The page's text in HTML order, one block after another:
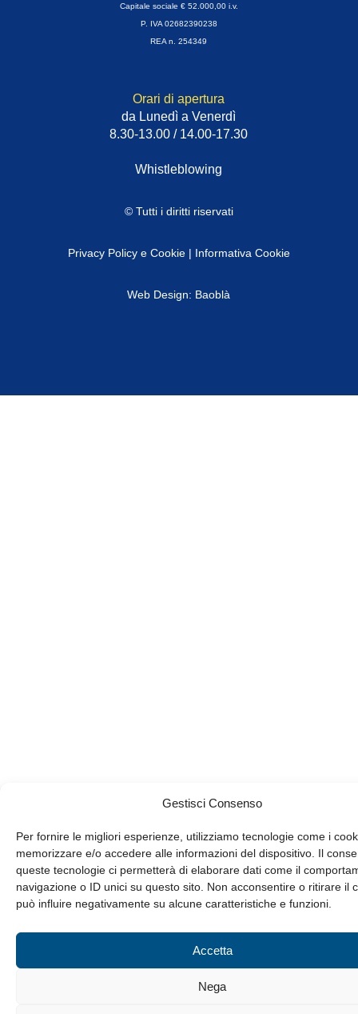
Gestisci Consenso
Per fornire le migliori esperienze, utilizziamo tecnologie come i
memorizzare e/o accedere alle informazioni del dispositivo. Il
queste tecnologie ci permetterà di elaborare dati come il
navigazione o ID unici su questo sito. Non acconsentire o ritirare il
può influire negativamente su alcune caratteristiche e funzioni.
Accetta
Nega
Capitale sociale € 52.000,00 i.v.
P. IVA 02682390238
REA n. 254349
Orari di apertura
da Lunedì a Venerdì
8.30-13.00 / 14.00-17.30
Whistleblowing
© Tutti i diritti riservati
Privacy Policy e Cookie| Informativa Cookie
Web Design: Baoblà